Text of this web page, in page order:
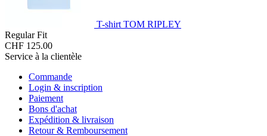
T-shirt TOM RIPLEY
Regular Fit
CHF 125.00
Service à la clientèle
Commande
Login & inscription
Paiement
Bons d'achat
Expédition & livraison
Retour & Remboursement